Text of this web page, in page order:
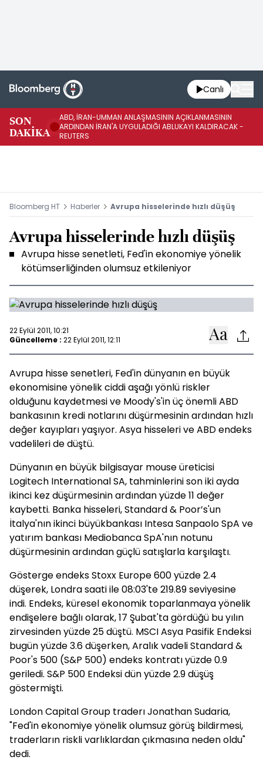
Canlı
SON
DAKİKA
ABD, İRAN-UMMAN ANLAŞMASININ AÇIKLANMASININ
ARDINDAN İRAN'A UYGULADIĞI ABLUKAYI KALDIRACAK -
REUTERS
Bloomberg HT Haberler Avrupa hisselerinde hızlı düşüş
Avrupa hisselerinde hızlı düşüş
Avrupa hisse senetleti, Fed'in ekonomiye yönelik
kötümserliğinden olumsuz etkileniyor
22 Eylül 2011, 10:21
Güncelleme : 22 Eylül 2011, 12:11
Avrupa hisse senetleri, Fed'in dünyanın en büyük
ekonomisine yönelik ciddi aşağı yönlü riskler
olduğunu kaydetmesi ve Moody's'in üç önemli ABD
bankasının kredi notlarını düşürmesinin ardından hızlı
değer kayıpları yaşıyor. Asya hisseleri ve ABD endeks
vadelileri de düştü.
Dünyanın en büyük bilgisayar mouse üreticisi
Logitech International SA, tahminlerini son iki ayda
ikinci kez düşürmesinin ardından yüzde 11 değer
kaybetti. Banka hisseleri, Standard & Poor’s'un
İtalya'nın ikinci büyükbankası Intesa Sanpaolo SpA ve
yatırım bankası Mediobanca SpA'nın notunu
düşürmesinin ardından güçlü satışlarla karşılaştı.
Gösterge endeks Stoxx Europe 600 yüzde 2.4
düşerek, Londra saati ile 08:03'te 219.89 seviyesine
indi. Endeks, küresel ekonomik toparlanmaya yönelik
endişelere bağlı olarak, 17 Şubat'ta gördüğü bu yılın
zirvesinden yüzde 25 düştü. MSCI Asya Pasifik Endeksi
bugün yüzde 3.6 düşerken, Aralık vadeli Standard &
Poor's 500 (S&P 500) endeks kontratı yüzde 0.9
geriledi. S&P 500 Endeksi dün yüzde 2.9 düşüş
göstermişti.
London Capital Group traderı Jonathan Sudaria,
"Fed'in ekonomiye yönelik olumsuz görüş bildirmesi,
traderların riskli varlıklardan çıkmasına neden oldu"
dedi.